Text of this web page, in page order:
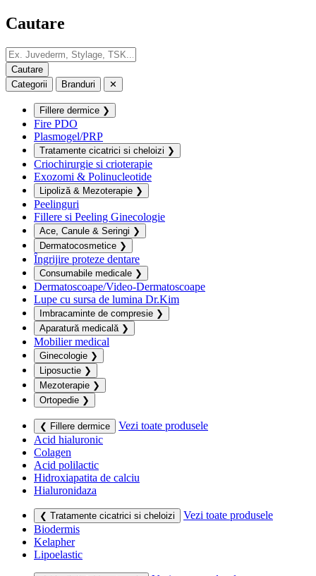
Cautare
Categorii Branduri ✕
Fillere dermice ❯
Fire PDO
Plasmogel/PRP
Tratamente cicatrici si cheloizi ❯
Criochirurgie si crioterapie
Exozomi & Polinucleotide
Lipoliză & Mezoterapie ❯
Peelinguri
Fillere si Peeling Ginecologie
Ace, Canule & Seringi ❯
Dermatocosmetice ❯
Îngrijire proteze dentare
Consumabile medicale ❯
Dermatoscoape/Video-Dermatoscoape
Lupe cu sursa de lumina Dr.Kim
Imbracaminte de compresie ❯
Aparatură medicală ❯
Mobilier medical
Ginecologie ❯
Liposuctie ❯
Mezoterapie ❯
Ortopedie ❯
❮ Fillere dermice
Vezi toate produsele
Acid hialuronic
Colagen
Acid polilactic
Hidroxiapatita de calciu
Hialuronidaza
❮ Tratamente cicatrici si cheloizi
Vezi toate produsele
Biodermis
Kelapher
Lipoelastic